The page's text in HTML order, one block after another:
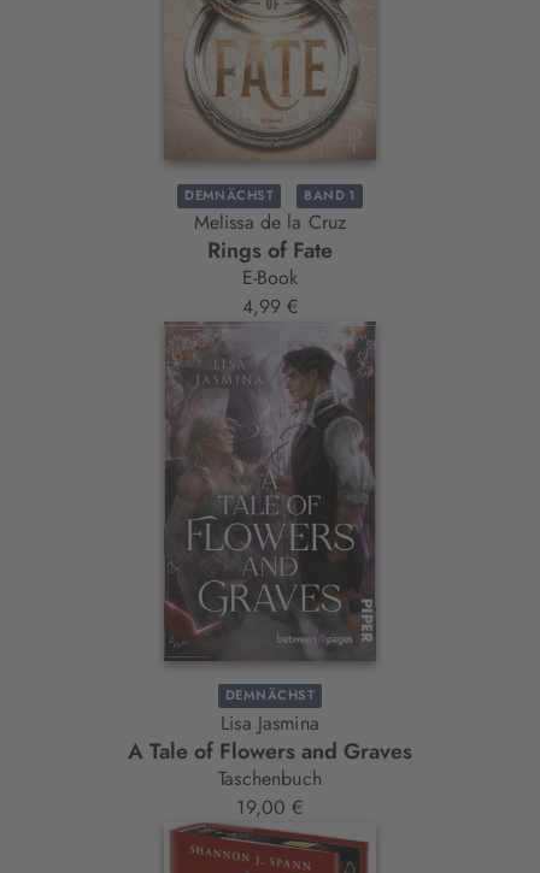
DEMNÄCHST BAND 1
Melissa de la Cruz
Rings of Fate
E-Book
4,99 €
DEMNÄCHST
Lisa Jasmina
A Tale of Flowers and Graves
Taschenbuch
19,00 €